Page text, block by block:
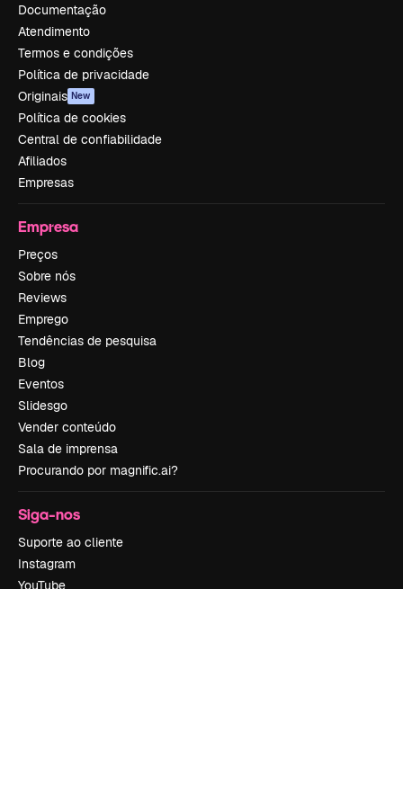
Documentação
Atendimento
Termos e condições
Política de privacidade
Originais New
Política de cookies
Central de confiabilidade
Afiliados
Empresas
Empresa
Preços
Sobre nós
Reviews
Emprego
Tendências de pesquisa
Blog
Eventos
Slidesgo
Vender conteúdo
Sala de imprensa
Procurando por magnific.ai?
Siga-nos
Suporte ao cliente
Instagram
YouTube